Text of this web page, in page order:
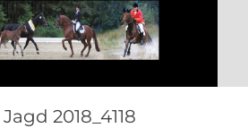
2018_4118